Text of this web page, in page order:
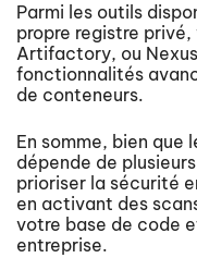
Parmi les outils
propre registre
Artifactory, ou
fonctionnalités
de conteneurs.
En somme, bien que
dépende de
prioriser la sécurité
en activant des
votre base de code
entreprise.